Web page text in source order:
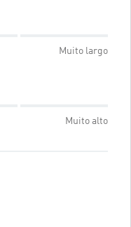
Muito largo
Muito alto